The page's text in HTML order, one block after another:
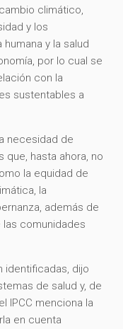
climático,
y los
y la salud
por lo cual se
con la
sustentables a
necesidad de
hasta ahora, no
la equidad de
la
además de
comunidades
identificadas, dijo
de salud y, de
IPCC menciona la
en cuenta